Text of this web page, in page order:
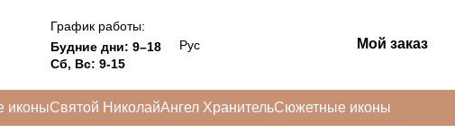
График работы:
Будние дни: 9–18
Сб, Вс: 9-15
Рус Мой заказ
иконыСвятой НиколайАнгел ХранительСюжетные иконы